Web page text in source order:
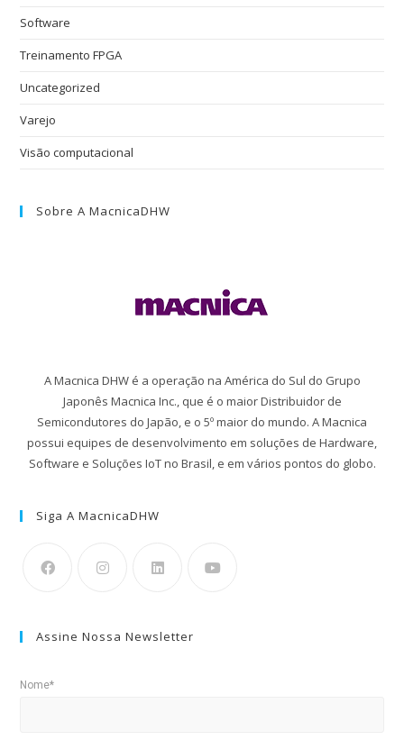
Software
Treinamento FPGA
Uncategorized
Varejo
Visão computacional
Sobre A MacnicaDHW
A Macnica DHW é a operação na América do Sul do Grupo
Japonês Macnica Inc., que é o maior Distribuidor de
Semicondutores do Japão, e o 5º maior do mundo. A Macnica
possui equipes de desenvolvimento em soluções de Hardware,
Software e Soluções IoT no Brasil, e em vários pontos do globo.
Siga A MacnicaDHW
Assine Nossa Newsletter
Nome*